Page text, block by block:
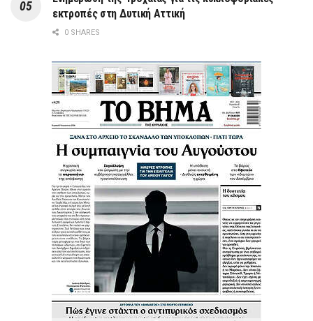
εκτροπές στη Δυτική Αττική
0 SHARES